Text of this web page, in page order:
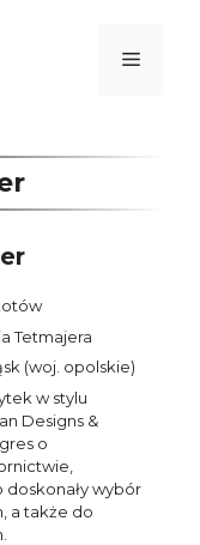
Menu
Tetmajera
(woj. opolskie)
w stylu
Designs &
o
doskonały wybór
a także do